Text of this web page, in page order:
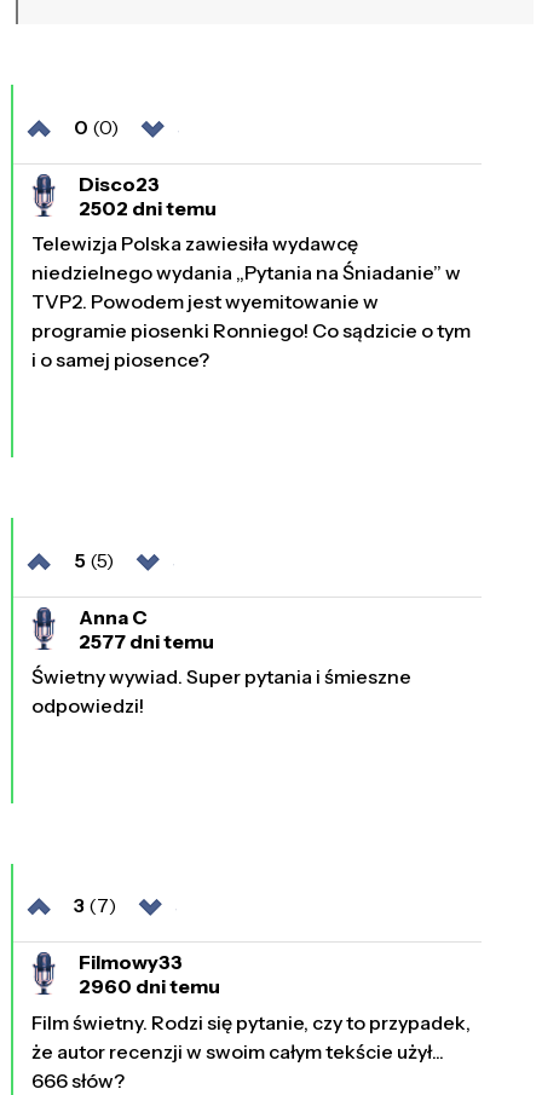
0 (0)
Disco23
2502 dni temu
Telewizja Polska zawiesiła wydawcę
niedzielnego wydania „Pytania na Śniadanie” w
TVP2. Powodem jest wyemitowanie w
programie piosenki Ronniego! Co sądzicie o tym
i o samej piosence?
5 (5)
Anna C
2577 dni temu
Świetny wywiad. Super pytania i śmieszne
odpowiedzi!
3 (7)
Filmowy33
2960 dni temu
Film świetny. Rodzi się pytanie, czy to przypadek,
że autor recenzji w swoim całym tekście użył...
666 słów?